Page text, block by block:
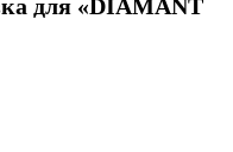
для «DIAMANT